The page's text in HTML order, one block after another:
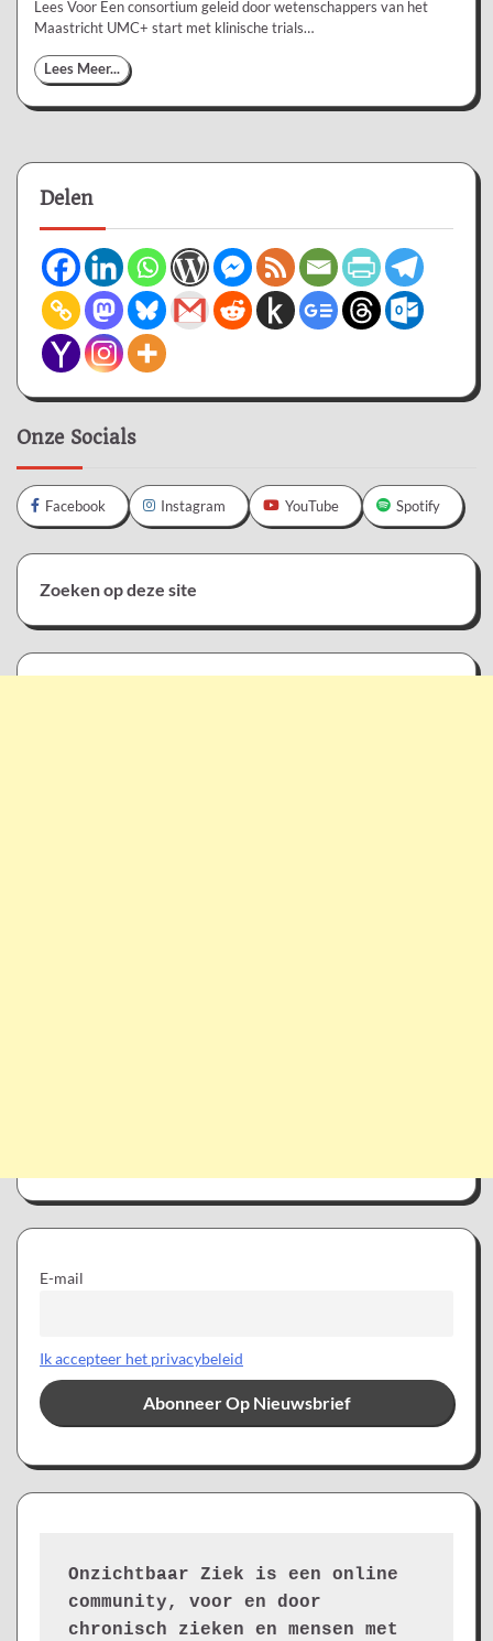
Lees Voor Een consortium geleid door wetenschappers van het
Maastricht UMC+ start met klinische trials…
Lees Meer...
Delen
Onze Socials
Facebook Instagram YouTube Spotify
Zoeken op deze site
E-mail
Ik accepteer het privacybeleid
Onzichtbaar Ziek is een online
community, voor en door
chronisch zieken en mensen met